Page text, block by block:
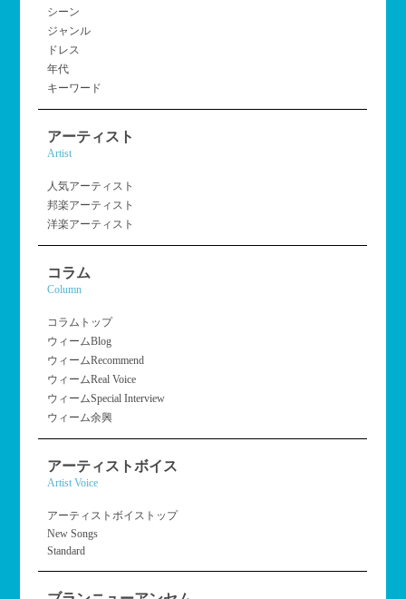
シーン
ジャンル
ドレス
年代
キーワード
アーティスト
Artist
人気アーティスト
邦楽アーティスト
洋楽アーティスト
コラム
Column
コラムトップ
ウィームBlog
ウィームRecommend
ウィームReal Voice
ウィームSpecial Interview
ウィーム余興
アーティストボイス
Artist Voice
アーティストボイストップ
New Songs
Standard